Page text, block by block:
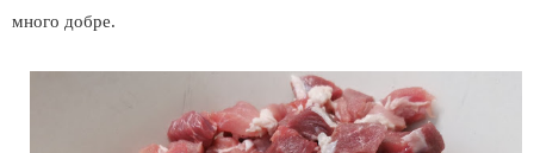
много добре.